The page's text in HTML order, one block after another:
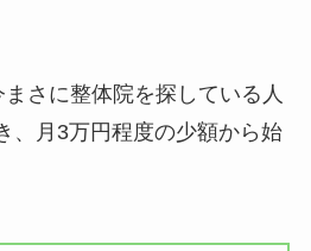
まさに整体院を探している人
、月3万円程度の少額から始